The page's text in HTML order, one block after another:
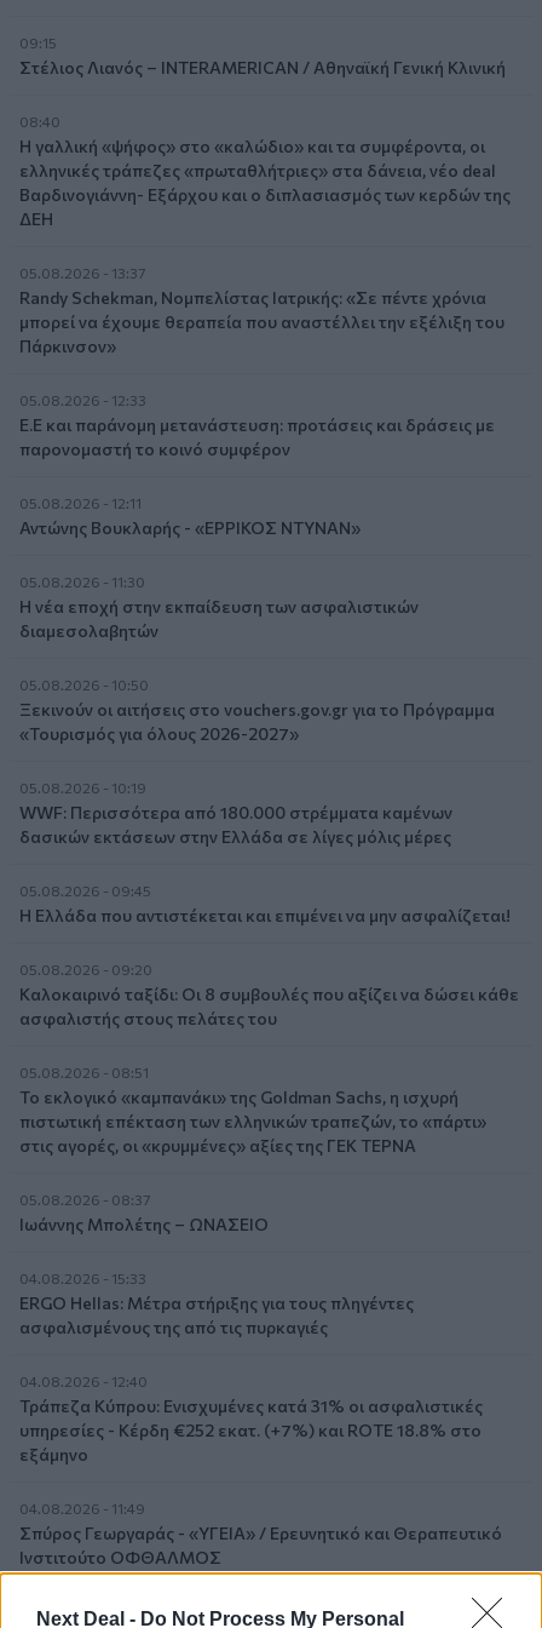
Next Deal - Do Not Process My Personal
09:15
Στέλιος Λιανός – INTERAMERICAN / Αθηναϊκή Γενική Κλινική
08:40
Η γαλλική «ψήφος» στο «καλώδιο» και τα συμφέροντα, οι
ελληνικές τράπεζες «πρωταθλήτριες» στα δάνεια, νέο deal
Βαρδινογιάννη- Εξάρχου και ο διπλασιασμός των κερδών της
ΔΕΗ
05.08.2026 - 13:37
Randy Schekman, Νομπελίστας Ιατρικής: «Σε πέντε χρόνια
μπορεί να έχουμε θεραπεία που αναστέλλει την εξέλιξη του
Πάρκινσον»
05.08.2026 - 12:33
Ε.Ε και παράνομη μετανάστευση: προτάσεις και δράσεις με
παρονομαστή το κοινό συμφέρον
05.08.2026 - 12:11
Αντώνης Βουκλαρής - «ΕΡΡΙΚΟΣ ΝΤΥΝΑΝ»
05.08.2026 - 11:30
Η νέα εποχή στην εκπαίδευση των ασφαλιστικών
διαμεσολαβητών
05.08.2026 - 10:50
Ξεκινούν οι αιτήσεις στο vouchers.gov.gr για το Πρόγραμμα
«Τουρισμός για όλους 2026-2027»
05.08.2026 - 10:19
WWF: Περισσότερα από 180.000 στρέμματα καμένων
δασικών εκτάσεων στην Ελλάδα σε λίγες μόλις μέρες
05.08.2026 - 09:45
Η Ελλάδα που αντιστέκεται και επιμένει να μην ασφαλίζεται!
05.08.2026 - 09:20
Καλοκαιρινό ταξίδι: Οι 8 συμβουλές που αξίζει να δώσει κάθε
ασφαλιστής στους πελάτες του
05.08.2026 - 08:51
Το εκλογικό «καμπανάκι» της Goldman Sachs, η ισχυρή
πιστωτική επέκταση των ελληνικών τραπεζών, το «πάρτι»
στις αγορές, οι «κρυμμένες» αξίες της ΓΕΚ ΤΕΡΝΑ
05.08.2026 - 08:37
Ιωάννης Μπολέτης – ΩΝΑΣΕΙΟ
04.08.2026 - 15:33
ERGO Hellas: Μέτρα στήριξης για τους πληγέντες
ασφαλισμένους της από τις πυρκαγιές
04.08.2026 - 12:40
Τράπεζα Κύπρου: Ενισχυμένες κατά 31% οι ασφαλιστικές
υπηρεσίες - Κέρδη €252 εκατ. (+7%) και ROTE 18.8% στο
εξάμηνο
04.08.2026 - 11:49
Σπύρος Γεωργαράς - «ΥΓΕΙΑ» / Ερευνητικό και Θεραπευτικό
Ινστιτούτο ΟΦΘΑΛΜΟΣ
04.08.2026 - 11:46